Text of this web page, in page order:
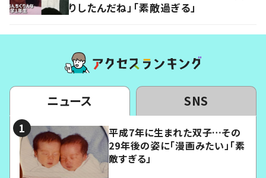
りしたんだね」「素敵過ぎる」
ニュース SNS
平成7年に生まれた双子…その
29年後の姿に「漫画みたい」「素
敵すぎる」